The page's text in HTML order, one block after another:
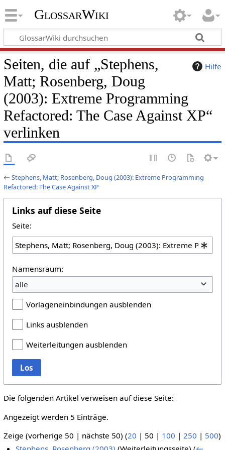
GlossarWiki
Hilfe
Seiten, die auf „Stephens,
Matt; Rosenberg, Doug
(2003): Extreme Programming
Refactored: The Case Against XP“
verlinken
←Stephens, Matt; Rosenberg, Doug (2003): Extreme Programming
Refactored: The Case Against XP
Links auf diese Seite
Seite:
Namensraum:
alle
Vorlageneinbindungen ausblenden
Links ausblenden
Weiterleitungen ausblenden
Los
Die folgenden Artikel verweisen auf diese Seite:
Angezeigt werden 5 Einträge.
Zeige (vorherige 50 | nächste 50) (20 | 50 | 100 | 250 | 500)